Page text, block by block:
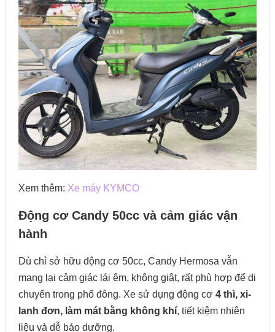
Xem thêm: Xe máy KYMCO
Động cơ Candy 50cc và cảm giác vận
hành
Dù chỉ sở hữu động cơ 50cc, Candy Hermosa vẫn
mang lại cảm giác lái êm, không giật, rất phù hợp để di
chuyển trong phố đông. Xe sử dụng động cơ 4 thì, xi-
lanh đơn, làm mát bằng không khí, tiết kiệm nhiên
liệu và dễ bảo dưỡng.